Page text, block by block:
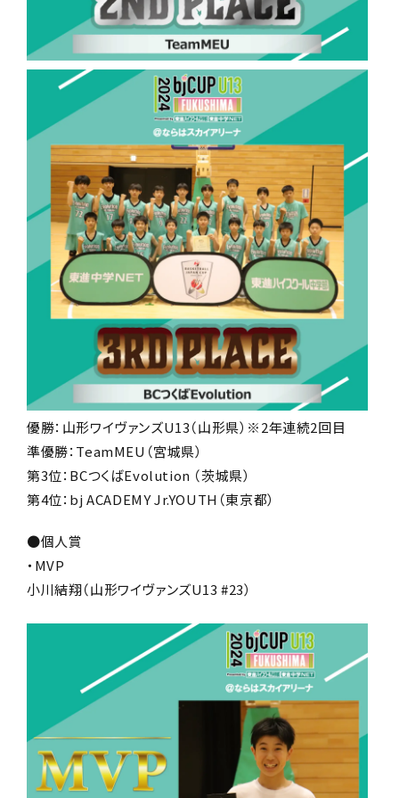
優勝：山形ワイヴァンズU13（山形県）※2年連続2回目
準優勝：TeamMEU（宮城県）
第3位：BCつくばEvolution （茨城県）
第4位：bj ACADEMY Jr.YOUTH（東京都）
●個人賞
・MVP
小川結翔（山形ワイヴァンズU13 #23）